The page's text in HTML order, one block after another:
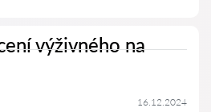
výživného na
16.12.2024